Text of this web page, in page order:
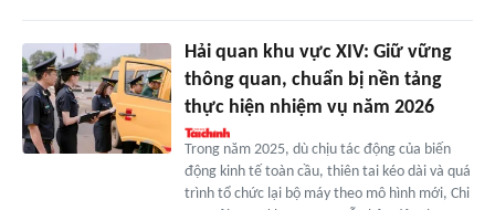
Hải quan khu vực XIV: Giữ vững
thông quan, chuẩn bị nền tảng
thực hiện nhiệm vụ năm 2026
Trong năm 2025, dù chịu tác động của biến
động kinh tế toàn cầu, thiên tai kéo dài và quá
trình tổ chức lại bộ máy theo mô hình mới, Chi